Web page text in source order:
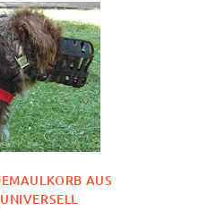
AUS